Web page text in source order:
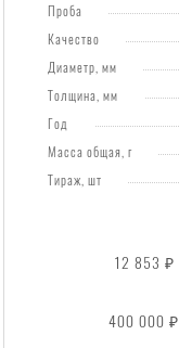
Проба
Качество
Диаметр, мм
Толщина, мм
Год
Масса общая, г
Тираж, шт
12 853 ₽
400 000 ₽